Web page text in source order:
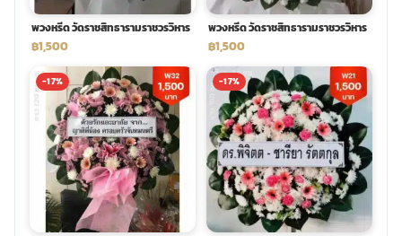
tpdecorate ปูพื้น
พวงหรีด วัดราชสิทธารามราชวรวิหาร
฿1,500
พวงหรีด วัดราชสิทธารามราชวรวิหาร
฿1,500
-17% -17%